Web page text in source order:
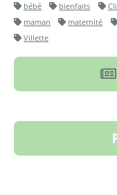
bébé bienfaits
maman
maternité
Villette